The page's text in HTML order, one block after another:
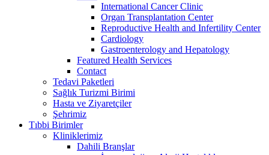
International Cancer Clinic
Organ Transplantation Center
Reproductive Health and Infertility Center
Cardiology
Gastroenterology and Hepatology
Featured Health Services
Contact
Tedavi Paketleri
Sağlık Turizmi Birimi
Hasta ve Ziyaretçiler
Şehrimiz
Tıbbi Birimler
Kliniklerimiz
Dahili Branşlar